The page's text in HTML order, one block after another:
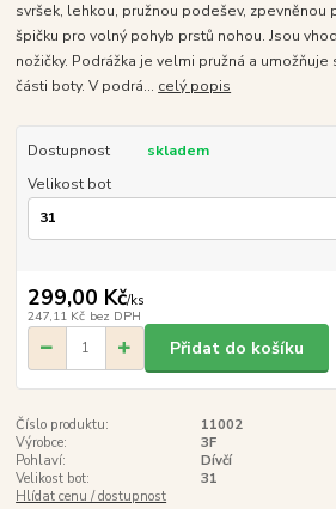
svršek, lehkou, pružnou podešev, zpevněnou
špičku pro volný pohyb prstů nohou. Jsou
nožičky. Podrážka je velmi pružná a
části boty. V podrá... celý popis
Dostupnost
skladem
Velikost bot
299,00 Kč/ks
247,11 Kč bez DPH
Přidat do košíku
Číslo produktu:
11002
Výrobce:
3F
Pohlaví:
Dívčí
Velikost bot:
31
Hlídat cenu / dostupnost